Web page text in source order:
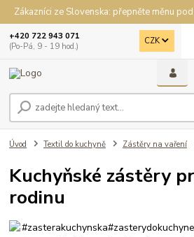
Zákazníci ze Slovenska: přepněte měnu
CZK
+420 722 943 071
(Po-Pá, 9 - 19 hod.)
Úvod Textil do kuchyně Zástěry na vaření
Kuchyňské zástěry
rodinu